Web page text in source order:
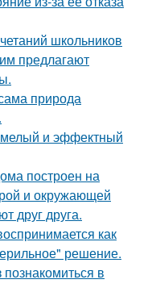
школьников
предлагают
природа
и эффектный
построен на
и окружающей
друг друга.
как
решение.
в